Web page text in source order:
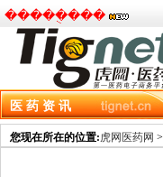
�����ֻ���
医 药 资 讯
资讯主页 市场分析 政
您现在所在的位置:虎网医药网 >